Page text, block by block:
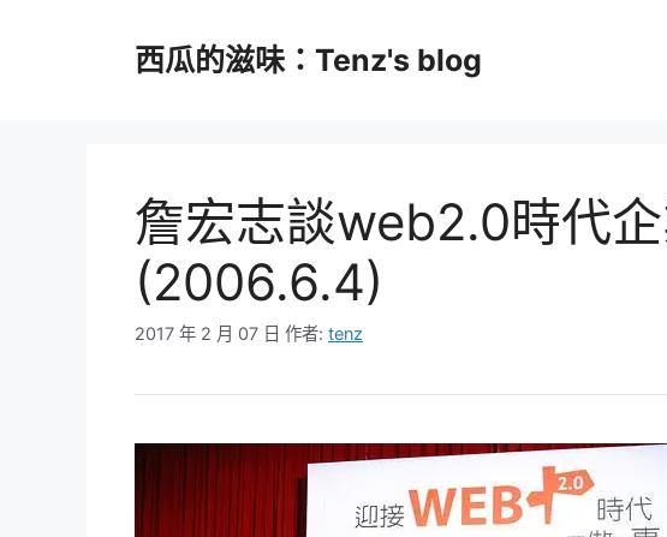
西瓜的滋味：Tenz's blog
詹宏志談web2.0時代
(2006.6.4)
2017 年 2 月 07 日 作者: tenz